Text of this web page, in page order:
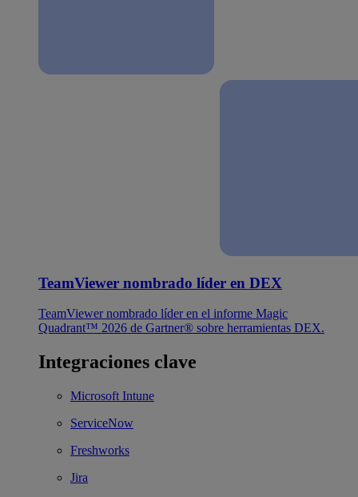
TeamViewer nombrado líder en DEX
TeamViewer nombrado líder en el informe Magic
Quadrant™ 2026 de Gartner® sobre herramientas DEX.
Integraciones clave
Microsoft Intune
ServiceNow
Freshworks
Jira